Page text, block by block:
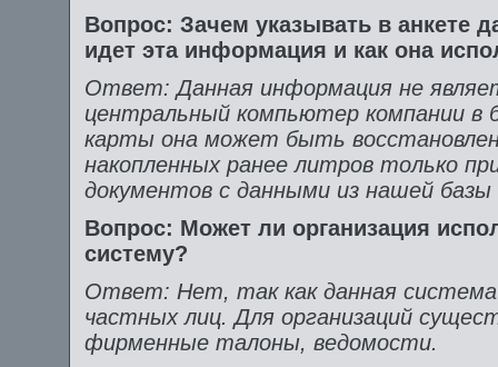
Вопрос: Зачем указывать в анкете
идет эта информация и как она
Ответ: Данная информация не
центральный компьютер компании в
карты она может быть
накопленных ранее литров только
документов с данными из нашей базы
Вопрос: Может ли организация
систему?
Ответ: Нет, так как данная система
частных лиц. Для организаций
фирменные талоны, ведомости.